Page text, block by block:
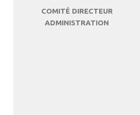
COMITÉ DIRECTEUR
ADMINISTRATION